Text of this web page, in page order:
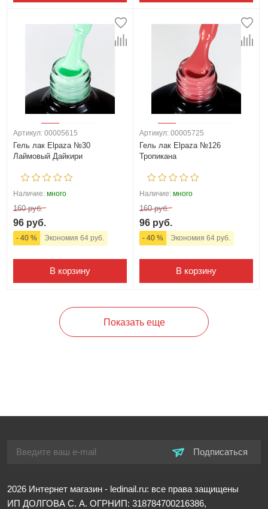
Артикул: 00005615
Гель лак Elpaza №30
Лаймовый Дайкири
Наличие: много
160 руб.
96 руб.
- 40 % Экономия 64 руб.
В корзину
Артикул: 00005725
Гель лак Elpaza №126
Тропикана
Наличие: много
160 руб.
96 руб.
- 40 % Экономия 64 руб.
В корзину
Показать еще
Подписаться
2026 Интернет магазин - ledinail.ru: все права защищены
ИП ДОЛГОВА С. А. ОГРНИП: 318784700216386,